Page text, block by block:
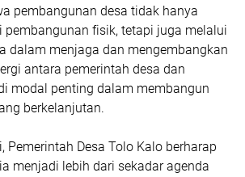
pembangunan desa tidak hanya
fisik, tetapi juga melalui
dalam menjaga dan mengembangkan
antara pemerintah desa dan
modal penting dalam membangun
berkelanjutan.
Pemerintah Desa Tolo Kalo berharap
menjadi lebih dari sekadar agenda